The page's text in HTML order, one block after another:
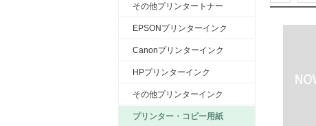
その他プリンタートナー
EPSONプリンターインク
Canonプリンターインク
HPプリンターインク
その他プリンターインク
プリンター・コピー用紙